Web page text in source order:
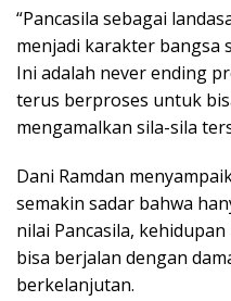
“Pancasila sebagai
menjadi karakter bangsa
Ini adalah never ending
terus berproses untuk
mengamalkan sila-sila
Dani Ramdan
semakin sadar bahwa
nilai Pancasila,
bisa berjalan dengan
berkelanjutan.